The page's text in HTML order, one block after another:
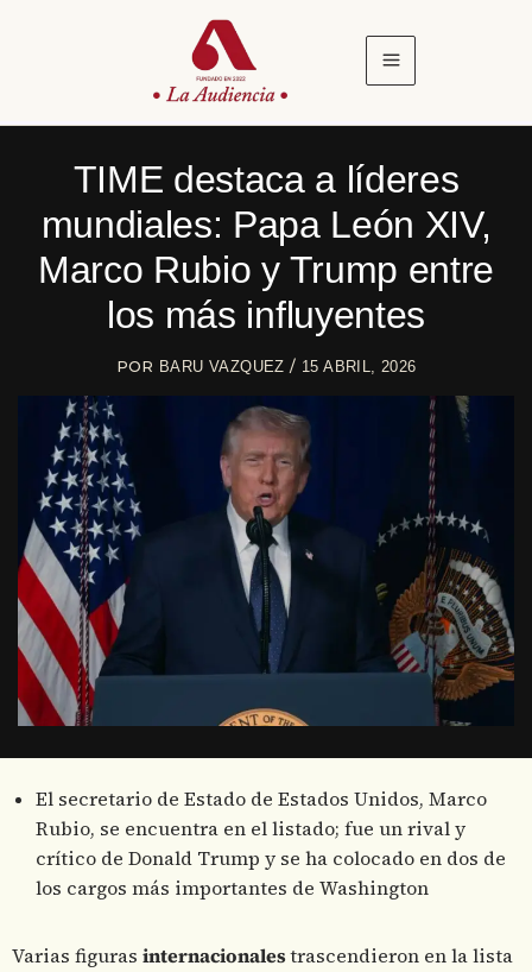
TIME destaca a líderes
mundiales: Papa León XIV,
Marco Rubio y Trump entre
los más influyentes
POR BARU VAZQUEZ/ 15 ABRIL, 2026
El secretario de Estado de Estados Unidos, Marco
Rubio, se encuentra en el listado; fue un rival y
crítico de Donald Trump y se ha colocado en dos de
los cargos más importantes de Washington
Varias figuras internacionalestrascendieron en la lista